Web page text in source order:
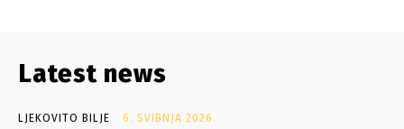
Latest news
LJEKOVITO BILJE 6. SVIBNJA 2026.